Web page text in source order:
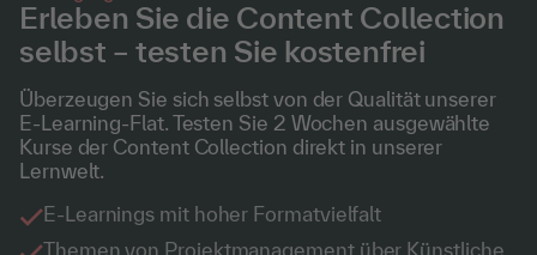
Erleben Sie die Content Collection
selbst – testen Sie kostenfrei
Überzeugen Sie sich selbst von der Qualität unserer
E-Learning-Flat. Testen Sie 2 Wochen ausgewählte
Kurse der Content Collection direkt in unserer
Lernwelt.
E-Learnings mit hoher Formatvielfalt
Themen von Projektmanagement über Künstliche